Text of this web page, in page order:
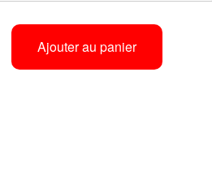
Ajouter au panier